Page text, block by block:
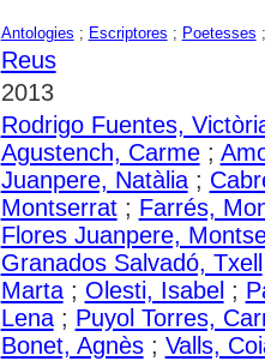
Antologies ; Escriptores ; Poetesses
Reus
2013
Rodrigo Fuentes,
Agustench, Carme;
Juanpere, Natàlia;
Montserrat; Farrés,
Flores Juanpere,
Granados Salvadó, Txell
Marta; Olesti, Isabel ;
Lena; Puyol Torres,
Bonet, Agnès; Valls,